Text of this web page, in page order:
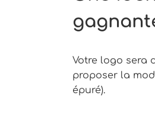
Votre logo sera
proposer la
épuré).